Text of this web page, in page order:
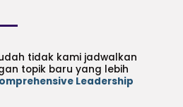
tidak kami jadwalkan
topik baru yang lebih
Leadership